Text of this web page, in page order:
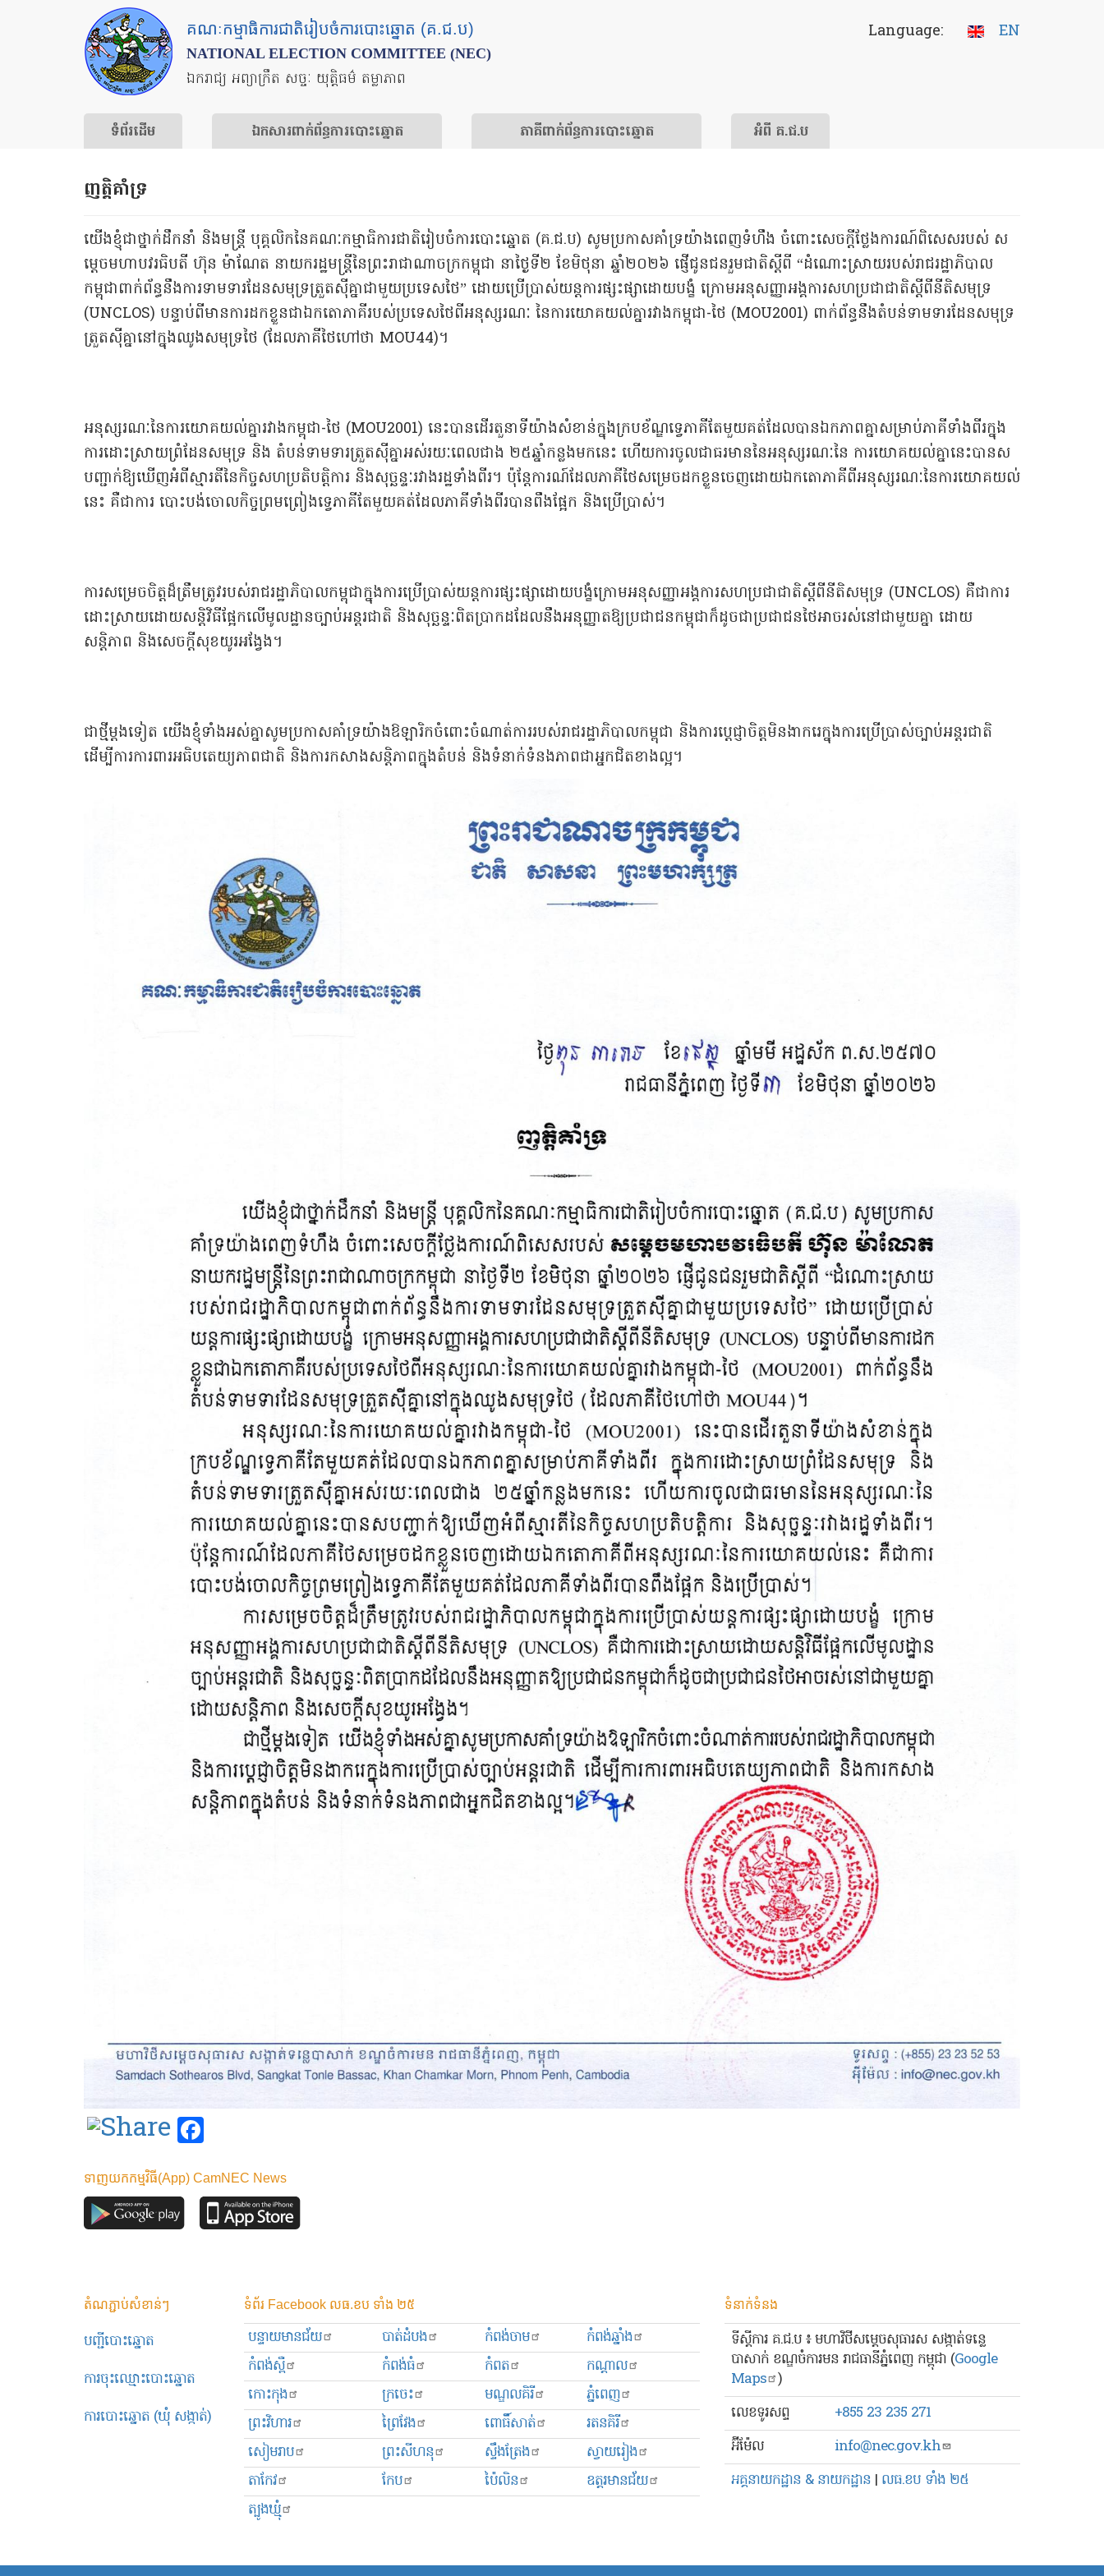
គណៈកម្មាធិការជាតិរៀបចំការបោះឆ្នោត (គ.ជ.ប)
NATIONAL ELECTION COMMITTEE (NEC)
ឯករាជ្យ អព្យាក្រឹត សច្ចៈ យុត្តិធម៌ តម្លាភាព
Language: EN
ទំព័រ​ដើម ឯកសារ​ពាក់ព័ន្ធ​ការ​បោះឆ្នោត ​ភាគីពាក់ព័ន្ធ​​ការ​បោះឆ្នោត អំពី គ.ជ.ប
ញត្តិ​គាំទ្រ​
យើងខ្ញុំជាថ្នាក់ដឹកនាំ និងមន្រ្តី បុគ្គលិកនៃគណៈកម្មាធិការជាតិរៀបចំការបោះឆ្នោត (គ.ជ.ប) សូមប្រកាសគាំទ្រយ៉ាងពេញទំហឹង ចំពោះសេចក្តីថ្លែងការណ៍ពិសេសរបស់ ស
ម្តេចមហាបវរធិបតី ហ៊ុន ម៉ាណែត នាយករដ្ឋមន្រ្តីនៃព្រះរាជាណាចក្រកម្ពុជា នាថ្ងៃទី២ ខែមិថុនា ឆ្នាំ២០២៦ ផ្ញើជូនជនរួមជាតិស្តីពី “ដំណោះស្រាយរបស់រាជរដ្ឋាភិបាល
កម្ពុជាពាក់ព័ន្ធនឹងការទាមទារដែនសមុទ្រត្រួតស៊ីគ្នាជាមួយប្រទេសថៃ” ដោយប្រើប្រាស់យន្តការផ្សះផ្សាដោយបង្ខំ ក្រោមអនុសញ្ញាអង្គការសហប្រជាជាតិស្តីពីនីតិសមុទ្រ
(UNCLOS) បន្ទាប់ពីមានការដកខ្លួនជាឯកតោភាគីរបស់ប្រទេសថៃពីអនុស្សរណៈ នៃការយោគយល់គ្នារវាងកម្ពុជា-ថៃ (MOU2001) ពាក់ព័ន្ធនឹងតំបន់ទាមទារដែនសមុទ្រ
ត្រួតស៊ីគ្នានៅក្នុងឈូងសមុទ្រថៃ (ដែលភាគីថៃហៅថា MOU44)។
អនុស្សរណៈនៃការយោគយល់គ្នារវាងកម្ពុជា-ថៃ (MOU2001) នេះបានដើរតួនាទីយ៉ាងសំខាន់ក្នុងក្របខ័ណ្ឌទ្វេភាគីតែមួយគត់ដែលបានឯកភាពគ្នាសម្រាប់ភាគីទាំងពីរក្នុង
ការដោះស្រាយព្រំដែនសមុទ្រ និង តំបន់ទាមទារត្រួតស៊ីគ្នាអស់រយៈពេលជាង ២៥ឆ្នាំកន្លងមកនេះ ហើយការចូលជាធរមាននៃអនុស្សរណៈនៃ ការយោគយល់គ្នានេះបានស
បញ្ជាក់ឱ្យឃើញអំពីស្មារតីនៃកិច្ចសហប្រតិបត្តិការ និងសុច្ឆន្ទៈរវាងរដ្ឋទាំងពីរ។ ប៉ុន្តែការណ៍ដែលភាគីថៃសម្រេចដកខ្លួនចេញដោយឯកតោភាគីពីអនុស្សរណៈនៃការយោគយល់
នេះ គឺជាការ បោះបង់ចោលកិច្ចព្រមព្រៀងទ្វេភាគីតែមួយគត់ដែលភាគីទាំងពីរបានពឹងផ្អែក និងប្រើប្រាស់។
ការសម្រេចចិត្តដ៏ត្រឹមត្រូវរបស់រាជរដ្ឋាភិបាលកម្ពុជាក្នុងការប្រើប្រាស់យន្តការផ្សះផ្សាដោយបង្ខំក្រោមអនុសញ្ញាអង្គការសហប្រជាជាតិស្តីពីនីតិសមុទ្រ (UNCLOS) គឺជាការ
ដោះស្រាយដោយសន្តិវិធីផ្អែកលើមូលដ្ឋានច្បាប់អន្តរជាតិ និងសុច្ឆន្ទៈពិតប្រាកដដែលនឹងអនុញ្ញាតឱ្យប្រជាជនកម្ពុជាក៏ដូចជាប្រជាជនថៃអាចរស់នៅជាមួយគ្នា ដោយ
សន្តិភាព និងសេចក្តីសុខយូរអង្វែង។
ជាថ្មីម្តងទៀត យើងខ្ញុំទាំងអស់គ្នាសូមប្រកាសគាំទ្រយ៉ាងឱឡារិកចំពោះចំណាត់ការរបស់រាជរដ្ឋាភិបាលកម្ពុជា និងការប្តេជ្ញាចិត្តមិនងាករេក្នុងការប្រើប្រាស់ច្បាប់អន្តរជាតិ
ដើម្បីការការពារអធិបតេយ្យភាពជាតិ និងការកសាងសន្តិភាពក្នុងតំបន់ និងទំនាក់ទំនងភាពជាអ្នកជិតខាងល្អ។
ទាញយកកម្មវិធី(App) CamNEC News
តំណភ្ជាប់សំខាន់ៗ
បញ្ជីបោះឆ្នោត
ការចុះឈ្មោះបោះឆ្នោត
ការបោះឆ្នោត (ឃុំ សង្កាត់)
ទំព័រ Facebook លធ.ខប ទាំង ២៥
បន្ទាយមានជ័យ បាត់ដំបង កំពង់ចាម
កំពង់ឆ្នាំង
កំពង់ស្ពឺ
កំពង់ធំ កំពត
កណ្ដាល
កោះកុង
ក្រចេះ មណ្ឌលគិរី
ភ្នំពេញ
ព្រះ​វិហារ
ព្រៃវែង ពោធិ៍សាត់
រតនគិរី
សៀមរាប
ព្រះសីហនុ ស្ទឹងត្រែង
ស្វាយរៀង
តាកែវ
កែប ប៉ៃលិន
ឧត្ដរមានជ័យ
ត្បូងឃ្មុំ
ទំនាក់ទំនង
ទីស្ដីការ គ.ជ.ប ៖ មហាវិថីសម្ដេចសុធារស សង្កាត់ទន្លេ
បាសាក់ ខណ្ឌចំការមន រាជធានីភ្នំពេញ កម្ពុជា (Google
Maps )
លេខ​ទូរសព្ទ
+855 23 235 271
អ៊ីម៉ែល
info@nec.gov.kh
អគ្គនាយកដ្ឋាន & នាយកដ្ឋាន | លធ.ខប ទាំង ២៥